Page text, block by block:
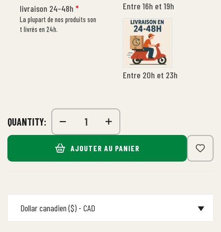
livraison 24-48h*
La plupart de nos produits son
t livrés en 24h.
Entre 16h et 19h
Entre 20h et 23h
QUANTITY:
AJOUTER AU PANIER
Dollar canadien ($) - CAD